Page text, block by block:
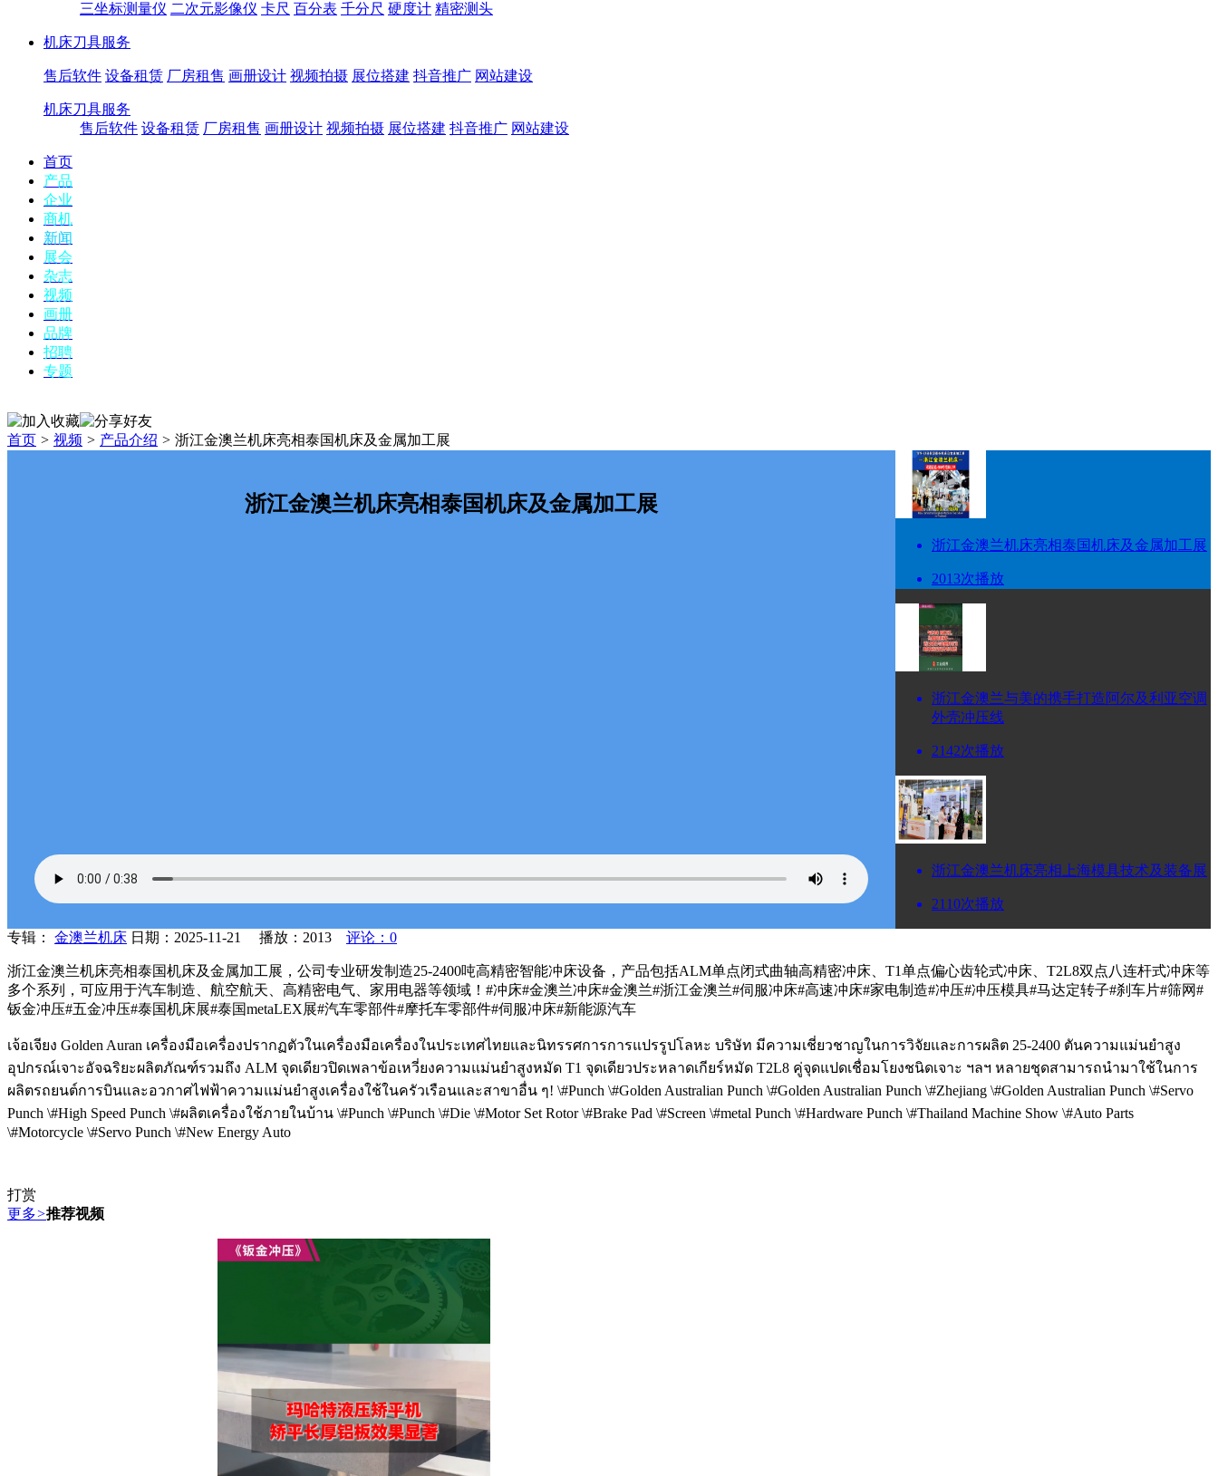
三坐标测量仪 二次元影像仪 卡尺 百分表 千分尺 硬度计 精密测头
机床刀具服务
售后软件 设备租赁 厂房租售 画册设计 视频拍摄 展位搭建 抖音推广 网站建设
机床刀具服务
售后软件 设备租赁 厂房租售 画册设计 视频拍摄 展位搭建 抖音推广 网站建设
首页
产品
企业
商机
新闻
展会
杂志
视频
画册
品牌
招聘
专题
首页 > 视频 > 产品介绍 > 浙江金澳兰机床亮相泰国机床及金属加工展
浙江金澳兰机床亮相泰国机床及金属加工展
浙江金澳兰机床亮相泰国机床及金属加工展
2013次播放
浙江金澳兰与美的携手打造阿尔及利亚空调
外壳冲压线
2142次播放
浙江金澳兰机床亮相上海模具技术及装备展
2110次播放
专辑： 金澳兰机床 日期：2025-11-21 播放： 2013 评论：0
浙江金澳兰机床亮相泰国机床及金属加工展，公司专业研发制造25-2400吨高精密智能冲床设备，产品包括ALM单点闭式曲轴高精密冲床、T1单点偏心齿轮式冲床、T2L8双点八连杆式冲床等
多个系列，可应用于汽车制造、航空航天、高精密电气、家用电器等领域！#冲床#金澳兰冲床#金澳兰#浙江金澳兰#伺服冲床#高速冲床#家电制造#冲压#冲压模具#马达定转子#刹车片#筛网#
钣金冲压#五金冲压#泰国机床展#泰国metaLEX展#汽车零部件#摩托车零部件#伺服冲床#新能源汽车
เจ้อเจียง Golden Auran เครื่องมือเครื่องปรากฏตัวในเครื่องมือเครื่องในประเทศไทยและนิทรรศการการแปรรูปโลหะ บริษัท มีความเชี่ยวชาญในการวิจัยและการผลิต 25-2400 ตันความแม่นยำสูง
อุปกรณ์เจาะอัจฉริยะผลิตภัณฑ์รวมถึง ALM จุดเดียวปิดเพลาข้อเหวี่ยงความแม่นยำสูงหมัด T1 จุดเดียวประหลาดเกียร์หมัด T2L8 คู่จุดแปดเชื่อมโยงชนิดเจาะ ฯลฯ หลายชุดสามารถนำมาใช้ในการ
ผลิตรถยนต์การบินและอวกาศไฟฟ้าความแม่นยำสูงเครื่องใช้ในครัวเรือนและสาขาอื่น ๆ! \#Punch \#Golden Australian Punch \#Golden Australian Punch \#Zhejiang \#Golden Australian Punch \#Servo
Punch \#High Speed Punch \#ผลิตเครื่องใช้ภายในบ้าน \#Punch \#Punch \#Die \#Motor Set Rotor \#Brake Pad \#Screen \#metal Punch \#Hardware Punch \#Thailand Machine Show \#Auto Parts
\#Motorcycle \#Servo Punch \#New Energy Auto
打赏
更多>推荐视频